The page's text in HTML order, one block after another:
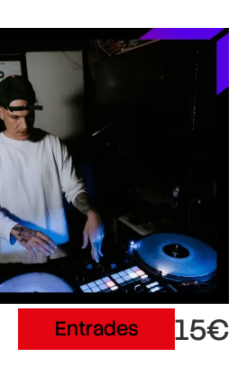
Entrades 15€